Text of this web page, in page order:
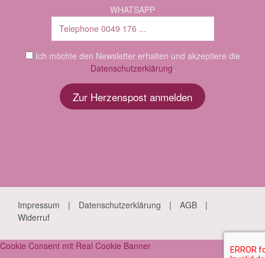
WHATSAPP
Ich möchte den Newsletter erhalten und akzeptiere die
Datenschutzerklärung.
Impressum Datenschutzerklärung
AGB
Widerruf
Cookie Consent mit Real Cookie Banner